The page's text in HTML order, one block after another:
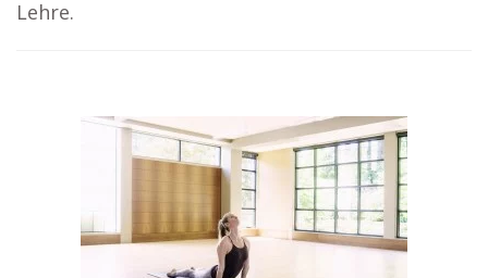
Lehre.